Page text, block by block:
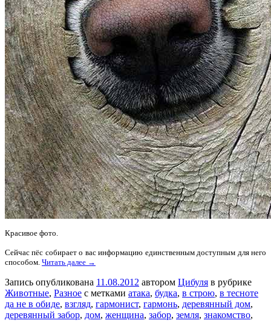
Красивое фото.
Сейчас пёс собирает о вас информацию единственным доступным для него
способом. Читать далее →
Запись опубликована 11.08.2012 автором Цибуля в рубрике
Животные, Разное с метками атака, будка, в строю, в тесноте
да не в обиде, взгляд, гармонист, гармонь, деревянный дом,
деревянный забор, дом, женщина, забор, земля, знакомство,